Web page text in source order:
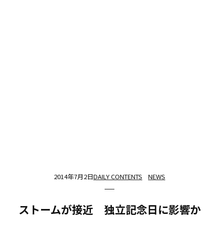
2014年7月2日DAILY CONTENTS NEWS
ストームが接近 独立記念日に影響か